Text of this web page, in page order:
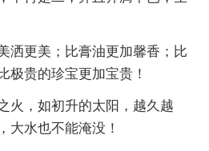
洒更美；比膏油更加馨香；比
极贵的珍宝更加宝贵！
火，如初升的太阳，越久越
大水也不能淹没！